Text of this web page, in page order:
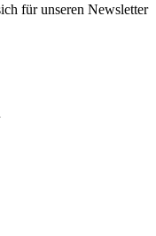
für unseren Newsletter